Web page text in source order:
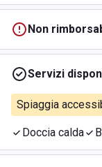
Non
Servizi
Spiaggia
Doccia calda